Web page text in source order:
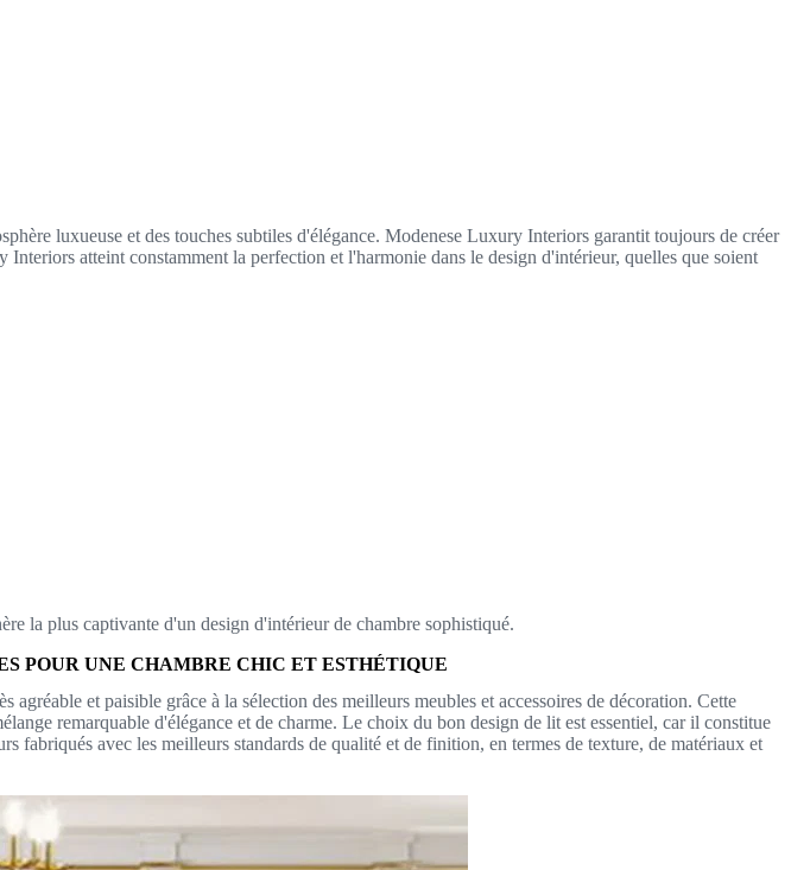
luxueuse et des touches subtiles d'élégance. Modenese Luxury Interiors garantit toujours de créer
atteint constamment la perfection et l'harmonie dans le design d'intérieur, quelles que soient
la plus captivante d'un design d'intérieur de chambre sophistiqué.
POUR UNE CHAMBRE CHIC ET ESTHÉTIQUE
et paisible grâce à la sélection des meilleurs meubles et accessoires de décoration. Cette
remarquable d'élégance et de charme. Le choix du bon design de lit est essentiel, car il constitue
fabriqués avec les meilleurs standards de qualité et de finition, en termes de texture, de matériaux et